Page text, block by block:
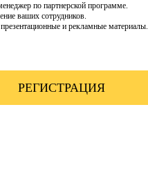
по партнерской программе.
ваших сотрудников.
и рекламные материалы.
РЕГИСТРАЦИЯ